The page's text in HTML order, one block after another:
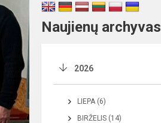
Naujienų archyvas
2026
LIEPA (6)
BIRŽELIS (14)